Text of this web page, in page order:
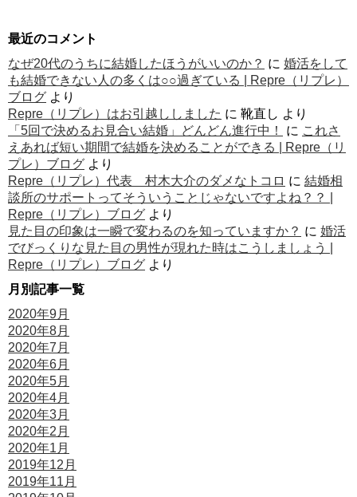
最近のコメント
なぜ20代のうちに結婚したほうがいいのか？ に 婚活をして
も結婚できない人の多くは○○過ぎている | Repre（リプレ）
ブログ より
Repre（リプレ）はお引越ししました に 靴直し より
「5回で決めるお見合い結婚」どんどん進行中！
に これさ
えあれば短い期間で結婚を決めることができる | Repre（リ
プレ）ブログ より
Repre（リプレ）代表 村木大介のダメなトコロ に 結婚相
談所のサポートってそういうことじゃないですよね？？ |
Repre（リプレ）ブログ より
見た目の印象は一瞬で変わるのを知っていますか？ に 婚活
でびっくりな見た目の男性が現れた時はこうしましょう |
Repre（リプレ）ブログ より
月別記事一覧
2020年9月
2020年8月
2020年7月
2020年6月
2020年5月
2020年4月
2020年3月
2020年2月
2020年1月
2019年12月
2019年11月